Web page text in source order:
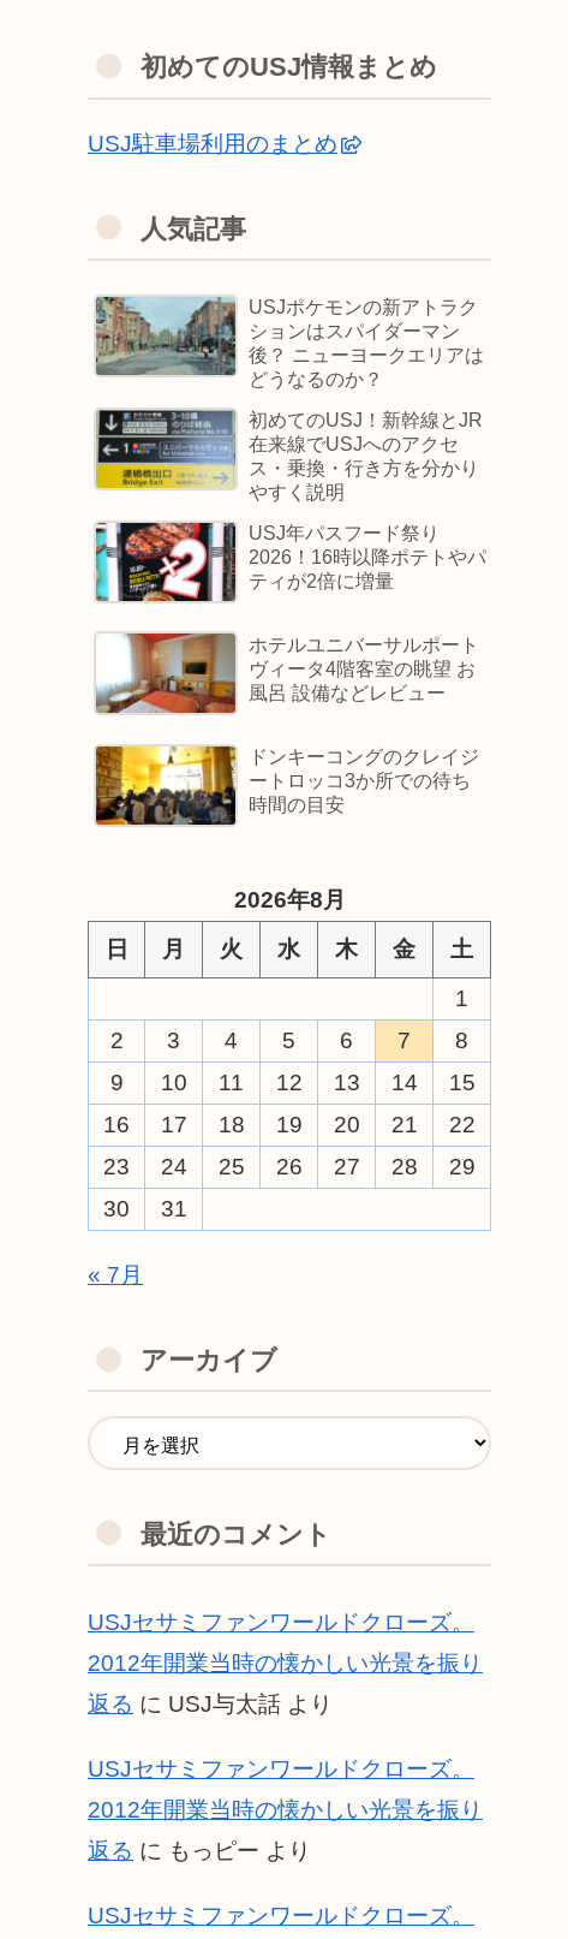
初めてのUSJ情報まとめ
USJ駐車場利用のまとめ
人気記事
USJポケモンの新アトラク
ションはスパイダーマン
後？ ニューヨークエリアは
どうなるのか？
初めてのUSJ！新幹線とJR
在来線でUSJへのアクセ
ス・乗換・行き方を分かり
やすく説明
USJ年パスフード祭り
2026！16時以降ポテトやパ
ティが2倍に増量
ホテルユニバーサルポート
ヴィータ4階客室の眺望 お
風呂 設備などレビュー
ドンキーコングのクレイジ
ートロッコ3か所での待ち
時間の目安
2026年8月
日
月 火 水 木 金
土
1
2
3 4 5 6 7
8
9
10 11 12 13 14
15
16
17 18 19 20 21
22
23
24 25 26 27 28
29
30
31
« 7月
アーカイブ
最近のコメント
USJセサミファンワールドクローズ。
2012年開業当時の懐かしい光景を振り
返る に USJ与太話 より
USJセサミファンワールドクローズ。
2012年開業当時の懐かしい光景を振り
返る に もっピー より
USJセサミファンワールドクローズ。